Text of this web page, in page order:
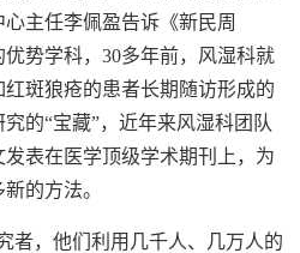
主任李佩盈告诉《新民周
势学科，30多年前，风湿科就
斑狼疮的患者长期随访形成的
的“宝藏”，近年来风湿科团队
表在医学顶级学术期刊上，为
的方法。
者，他们利用几千人、几万人的